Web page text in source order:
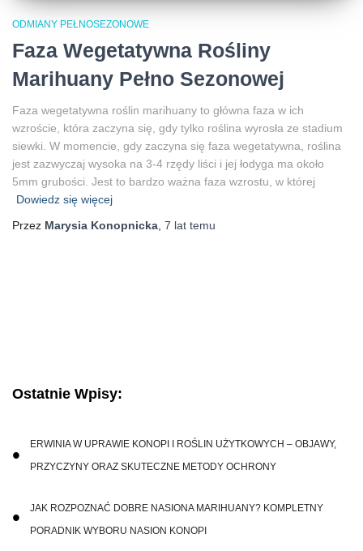
ODMIANY PEŁNOSEZONOWE
Faza Wegetatywna Rośliny
Marihuany Pełno Sezonowej
Faza wegetatywna roślin marihuany to główna faza w ich
wzroście, która zaczyna się, gdy tylko roślina wyrosła ze stadium
siewki. W momencie, gdy zaczyna się faza wegetatywna, roślina
jest zazwyczaj wysoka na 3-4 rzędy liści i jej łodyga ma około
5mm grubości. Jest to bardzo ważna faza wzrostu, w której
Dowiedz się więcej
Przez Marysia Konopnicka, 7 lat temu
Ostatnie Wpisy:
ERWINIA W UPRAWIE KONOPI I ROŚLIN UŻYTKOWYCH – OBJAWY,
PRZYCZYNY ORAZ SKUTECZNE METODY OCHRONY
JAK ROZPOZNAĆ DOBRE NASIONA MARIHUANY? KOMPLETNY
PORADNIK WYBORU NASION KONOPI